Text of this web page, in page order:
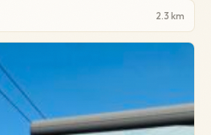
2.3 km